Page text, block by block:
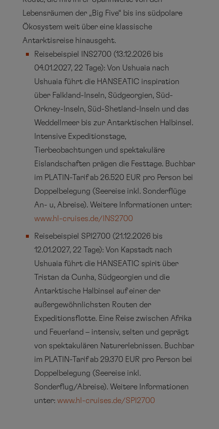
Lebensräumen der „Big Five“ bis ins südpolare
Ökosystem weit über eine klassische
Antarktisreise hinausgeht.
Reisebeispiel INS2700 (13.12.2026 bis
04.01.2027, 22 Tage): Von Ushuaia nach
Ushuaia führt die HANSEATIC inspiration
über Falkland-Inseln, Südgeorgien, Süd-
Orkney-Inseln, Süd-Shetland-Inseln und das
Weddellmeer bis zur Antarktischen Halbinsel.
Intensive Expeditionstage,
Tierbeobachtungen und spektakuläre
Eislandschaften prägen die Festtage. Buchbar
im PLATIN-Tarif ab 26.520 EUR pro Person bei
Doppelbelegung (Seereise inkl. Sonderflüge
An- u, Abreise). Weitere Informationen unter:
www.hl-cruises.de/INS2700
Reisebeispiel SPI2700 (21.12.2026 bis
12.01.2027, 22 Tage): Von Kapstadt nach
Ushuaia führt die HANSEATIC spirit über
Tristan da Cunha, Südgeorgien und die
Antarktische Halbinsel auf einer der
außergewöhnlichsten Routen der
Expeditionsflotte. Eine Reise zwischen Afrika
und Feuerland – intensiv, selten und geprägt
von spektakulären Naturerlebnissen. Buchbar
im PLATIN-Tarif ab 29.370 EUR pro Person bei
Doppelbelegung (Seereise inkl.
Sonderflug/Abreise). Weitere Informationen
unter:www.hl-cruises.de/SPI2700